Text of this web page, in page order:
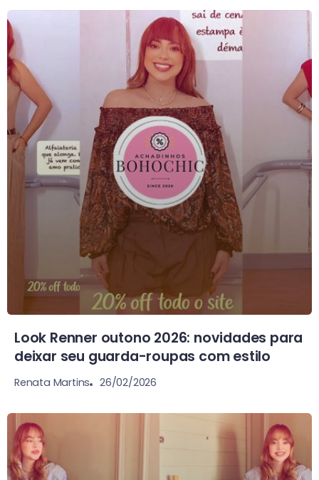
Look Renner outono 2026: novidades para
deixar seu guarda-roupas com estilo
Renata Martins 26/02/2026